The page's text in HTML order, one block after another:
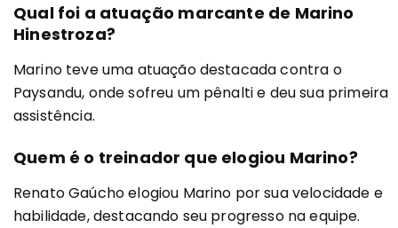
Qual foi a atuação marcante de Marino
Hinestroza?
Marino teve uma atuação destacada contra o
Paysandu, onde sofreu um pênalti e deu sua primeira
assistência.
Quem é o treinador que elogiou Marino?
Renato Gaúcho elogiou Marino por sua velocidade e
habilidade, destacando seu progresso na equipe.